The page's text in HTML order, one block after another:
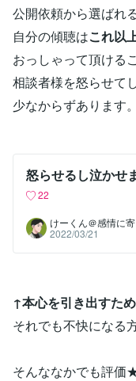
公開依頼から選ばれ
自分の傾聴はこれ以
おっしゃって頂ける
相談者様を怒らせて
少なからずあります。
怒らせるし泣かせ
22
けーくん＠感情に
2022/03/21
↑本心を引き出すた
それでも不快になる
そんななかでも評価